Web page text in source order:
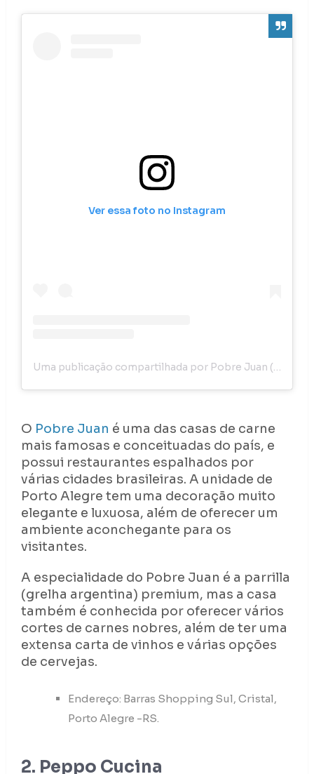
Ver essa foto no Instagram
Uma publicação compartilhada por Pobre Juan (@restaurantepobrejuan)
O Pobre Juan é uma das casas de carne
mais famosas e conceituadas do país, e
possui restaurantes espalhados por
várias cidades brasileiras. A unidade de
Porto Alegre tem uma decoração muito
elegante e luxuosa, além de oferecer um
ambiente aconchegante para os
visitantes.
A especialidade do Pobre Juan é a parrilla
(grelha argentina) premium, mas a casa
também é conhecida por oferecer vários
cortes de carnes nobres, além de ter uma
extensa carta de vinhos e várias opções
de cervejas.
Endereço: Barras Shopping Sul, Cristal,
Porto Alegre -RS.
2. Peppo Cucina